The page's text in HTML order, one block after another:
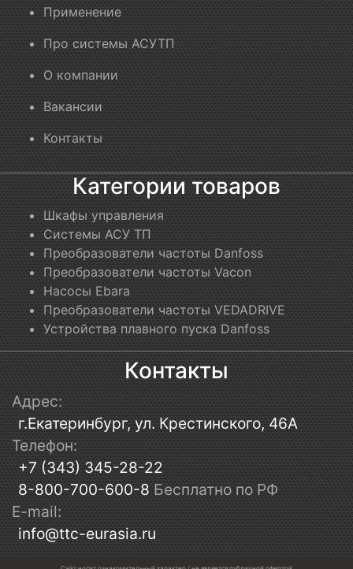
Применение
Про системы АСУТП
О компании
Вакансии
Контакты
Категории товаров
Шкафы управления
Системы АСУ ТП
Преобразователи частоты Danfoss
Преобразователи частоты Vacon
Насосы Ebara
Преобразователи частоты VEDADRIVE
Устройства плавного пуска Danfoss
Контакты
Адрес:
г.Екатеринбург, ул. Крестинского, 46А
Телефон:
+7 (343) 345-28-22
8-800-700-600-8 Бесплатно по РФ
E-mail:
info@ttc-eurasia.ru